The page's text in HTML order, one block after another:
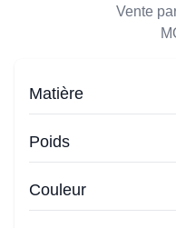
Vente
Matière
Poids
Couleur